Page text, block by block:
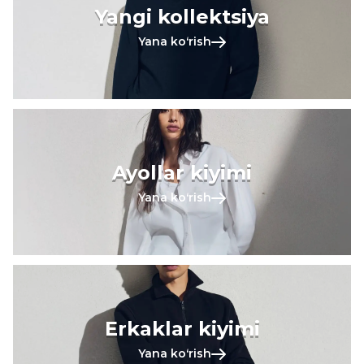
Yangi kollektsiya
Yana koʻrish
Ayollar kiyimi
Yana koʻrish
Erkaklar kiyimi
Yana koʻrish